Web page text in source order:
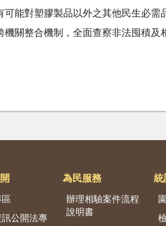
能對塑膠製品以外之其他民生必
關整合機制，全面查察非法囤積及
訊公開法專
為民服務
辦理相驗案件流程
說明書
統